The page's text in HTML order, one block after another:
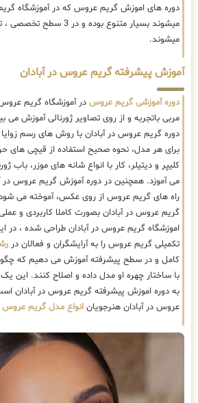
دوره های اموزش گریم عروس که در آموزشگاه گریم
میشوند بسیار متنوع بوده و
میشوند.
آموزش پیشرفته گریم عروس در آبادان
دوره آموزشی گریم عروس در آموزشگاه گریم
مربی باتجربه و از روی تصاویر ژورنالی آموزش می
دوره گریم عروس در آبادان با روش های رسم
برای هر مدل، نحوه صحیح استفاده از قیچی های
کلیپر و دیتیلر، کار با انواع شانه های موزر، باب
می آموزد. همچنین در دوره آموزش گریم عروس در
راه های گریم عروس از روی عکس، آموخته می
گریم عروس در آبادان بصورت کاملا کاربردی و
اموزشگاه گریم عروس در آبادان طراحی شده ، در
تکمیلی گریم عروس را به آرایشگران و فعالان در
کامل و در سطح پیشرفته آموزش می دهیم که
با ساختار چهره او مدل داده و اصلاح کنند. این
به دوره اموزش پیشرفته گریم عروس در آبادان
عروس در آبادان هنرجویان انواع مدل گریم عروس